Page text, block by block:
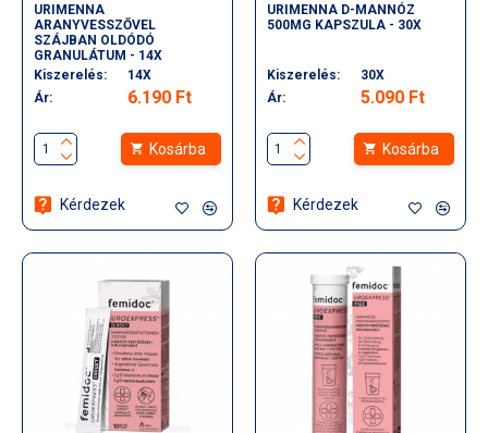
URIMENNA
ARANYVESSZŐVEL
SZÁJBAN OLDÓDÓ
GRANULÁTUM - 14X
Kiszerelés:
14X
Ár:
6.190 Ft
Kosárba
Kérdezek
URIMENNA D-MANNÓZ
500MG KAPSZULA - 30X
Kiszerelés:
30X
Ár:
5.090 Ft
Kosárba
Kérdezek